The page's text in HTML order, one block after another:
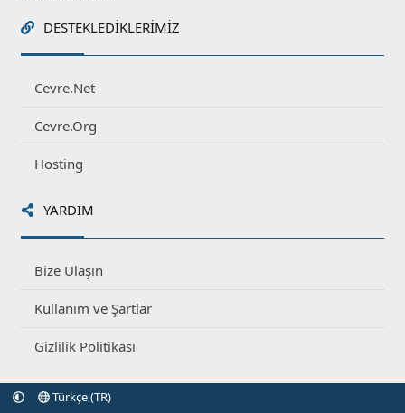
DESTEKLEDIKLERIMIZ
Cevre.Net
Cevre.Org
Hosting
YARDIM
Bize Ulaşın
Kullanım ve Şartlar
Gizlilik Politikası
Türkçe (TR)